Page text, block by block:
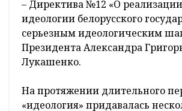
– Директива №12 «О
идеологии белорусского
серьезным идеологическим
Президента Александра
Лукашенко.
На протяжении длительного
«идеология» придавалась